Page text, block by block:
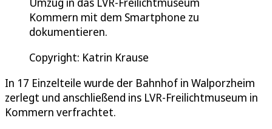
Kommern mit dem Smartphone zu
dokumentieren.
Copyright: Katrin Krause
In 17 Einzelteile wurde der Bahnhof in Walporzheim
zerlegt und anschließend ins LVR-Freilichtmuseum in
Kommern verfrachtet.